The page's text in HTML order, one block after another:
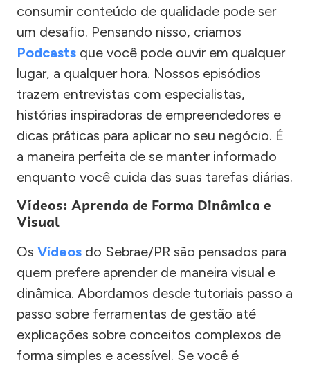
consumir conteúdo de qualidade pode ser
um desafio. Pensando nisso, criamos
Podcasts que você pode ouvir em qualquer
lugar, a qualquer hora. Nossos episódios
trazem entrevistas com especialistas,
histórias inspiradoras de empreendedores e
dicas práticas para aplicar no seu negócio. É
a maneira perfeita de se manter informado
enquanto você cuida das suas tarefas diárias.
Vídeos: Aprenda de Forma Dinâmica e
Visual
Os Vídeos do Sebrae/PR são pensados para
quem prefere aprender de maneira visual e
dinâmica. Abordamos desde tutoriais passo a
passo sobre ferramentas de gestão até
explicações sobre conceitos complexos de
forma simples e acessível. Se você é